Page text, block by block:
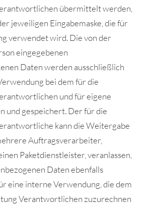
übermittelt werden,
jeweiligen Eingabemaske, die für
verwendet wird. Die von der
eingegebenen
Daten werden ausschließlich
bei dem für die
und für eigene
und gespeichert. Der für die
kann die Weitergabe
Auftragsverarbeiter,
Paketdienstleister, veranlassen,
Daten ebenfalls
eine interne Verwendung, die dem
Verantwortlichen zuzurechnen